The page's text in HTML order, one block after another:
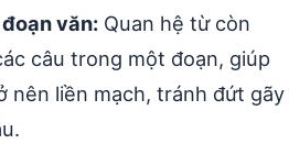
văn: Quan hệ từ còn
câu trong một đoạn, giúp
nên liền mạch, tránh đứt gãy